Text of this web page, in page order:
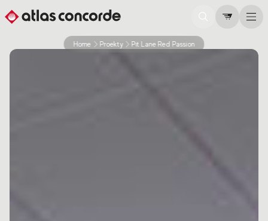
Home Proekty Pit Lane Red Passion